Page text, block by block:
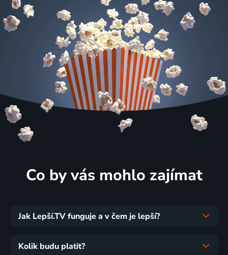
Co by vás mohlo zajímat
Jak Lepší.TV funguje a v čem je lepší?
Kolik budu platit?